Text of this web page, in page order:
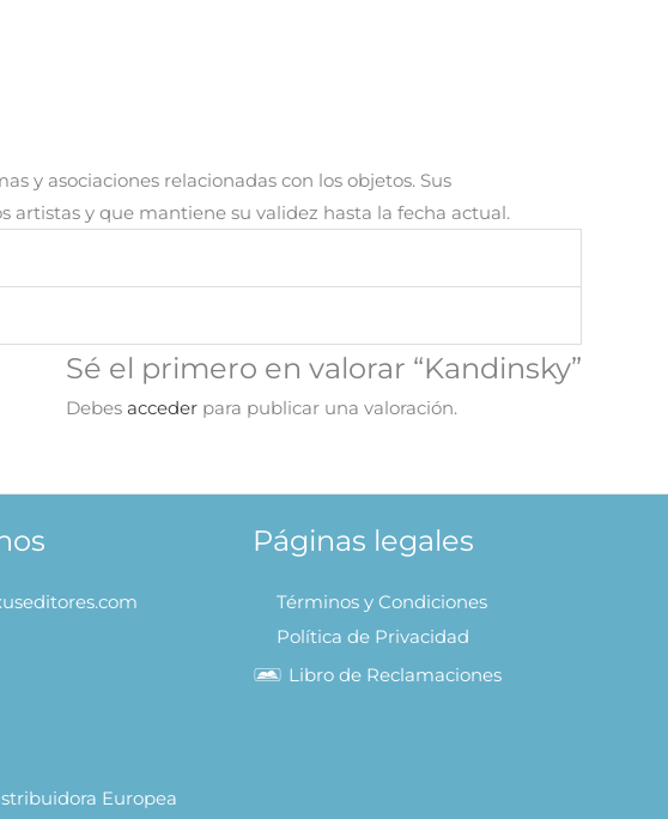
y asociaciones relacionadas con los objetos. Sus
y que mantiene su validez hasta la fecha actual.
Sé el primero en valorar “Kandinsky”
Debes acceder para publicar una valoración.
Europea
Páginas legales
Términos y Condiciones
Política de Privacidad
Libro de Reclamaciones